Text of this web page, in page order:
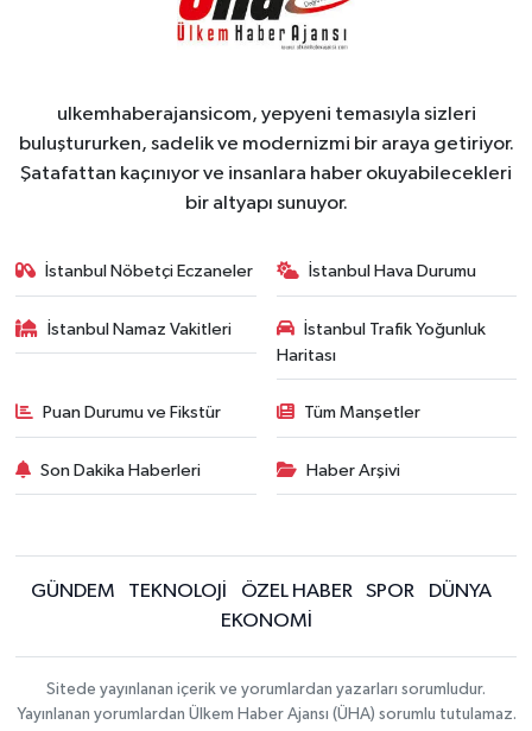
ulkemhaberajansicom, yepyeni temasıyla sizleri
buluştururken, sadelik ve modernizmi bir araya getiriyor.
Şatafattan kaçınıyor ve insanlara haber okuyabilecekleri
bir altyapı sunuyor.
İstanbul Nöbetçi Eczaneler İstanbul Hava Durumu
İstanbul Namaz Vakitleri
İstanbul Trafik Yoğunluk
Haritası
Puan Durumu ve Fikstür Tüm Manşetler
Son Dakika Haberleri Haber Arşivi
GÜNDEM TEKNOLOJİ ÖZEL HABER SPOR
DÜNYA
EKONOMİ
Sitede yayınlanan içerik ve yorumlardan yazarları sorumludur.
Yayınlanan yorumlardan Ülkem Haber Ajansı (ÜHA) sorumlu tutulamaz.